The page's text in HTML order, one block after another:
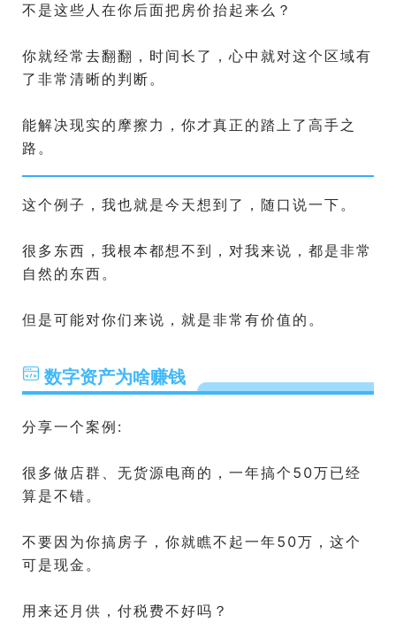
不是这些人在你后面把房价抬起来么？
你就经常去翻翻，时间长了，心中就对这个区域有
了非常清晰的判断。
能解决现实的摩擦力，你才真正的踏上了高手之
路。
这个例子，我也就是今天想到了，随口说一下。
很多东西，我根本都想不到，对我来说，都是非常
自然的东西。
但是可能对你们来说，就是非常有价值的。
数字资产为啥赚钱
分享一个案例:
很多做店群、无货源电商的，一年搞个50万已经
算是不错。
不要因为你搞房子，你就瞧不起一年50万，这个
可是现金。
用来还月供，付税费不好吗？